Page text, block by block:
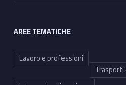
AREE TEMATICHE
Lavoro e professioni